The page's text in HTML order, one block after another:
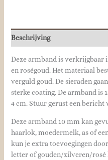
Beschrijving
Deze armband is verkrijgbaar
en roségoud. Het materiaal
verguld goud. De sieraden
sterke coating. De armband is
4 cm. Stuur gerust een
Deze armband 10 mm kan
haarlok, moedermelk, as of
kun je extra toevoegingen
letter of gouden/zilveren/rosé